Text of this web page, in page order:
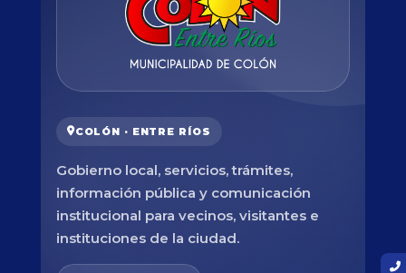
COLÓN · ENTRE RÍOS
Gobierno local, servicios, trámites,
información pública y comunicación
institucional para vecinos, visitantes e
instituciones de la ciudad.